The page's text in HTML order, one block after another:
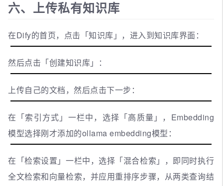
六、上传私有知识库
在Dify的首页，点击「知识库」，进入到知识库界面：
然后点击「创建知识库」：
上传自己的文档，然后点击下一步：
在「索引方式」一栏中，选择「高质量」，Embedding
模型选择刚才添加的ollama embedding模型：
在「检索设置」一栏中，选择「混合检索」，即同时执行
全文检索和向量检索，并应用重排序步骤，从两类查询结